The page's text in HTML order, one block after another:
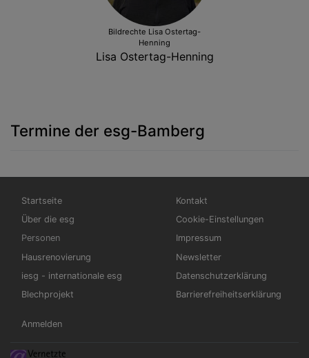
Bildrechte Lisa Ostertag-
Henning
Lisa Ostertag-Henning
Termine der esg-Bamberg
Hauptnavigation
Startseite
Über die esg
Personen
Hausrenovierung
iesg - internationale esg
Blechprojekt
Fußbereichsmenü
Kontakt
Cookie-Einstellungen
Impressum
Newsletter
Datenschutzerklärung
Barrierefreiheitserklärung
Benutzermenü
Anmelden